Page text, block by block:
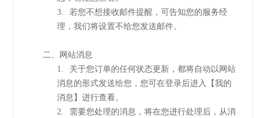
3.
若您不想接收邮件提醒，可告知您的服务经
理，我们将设置不给您发送邮件。
二、网站消息
1.
关于您订单的任何状态更新，都将自动以网站
消息的形式发送给您，您可在登录后进入【我的
消息】进行查看。
2.
需要您处理的消息，将在您进行处理后，从消